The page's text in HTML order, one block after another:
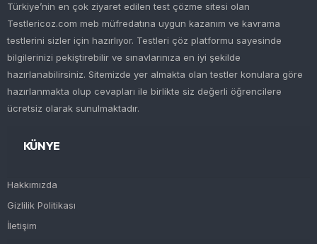
Türkiye’nin en çok ziyaret edilen test çözme sitesi olan
Testlericoz.com meb müfredatına uygun kazanım ve kavrama
testlerini sizler için hazırlıyor. Testleri çöz platformu sayesinde
bilgilerinizi pekiştirebilir ve sınavlarınıza en iyi şekilde
hazırlanabilirsiniz. Sitemizde yer almakta olan testler konulara göre
hazırlanmakta olup cevapları ile birlikte siz değerli öğrencilere
ücretsiz olarak sunulmaktadır.
KÜNYE
Hakkımızda
Gizlilik Politikası
İletişim